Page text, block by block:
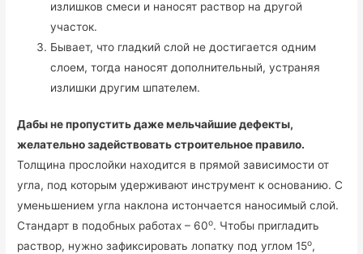
излишков смеси и наносят раствор на другой
участок.
Бывает, что гладкий слой не достигается одним
слоем, тогда наносят дополнительный, устраняя
излишки другим шпателем.
Дабы не пропустить даже мельчайшие дефекты,
желательно задействовать строительное правило.
Толщина прослойки находится в прямой зависимости от
угла, под которым удерживают инструмент к основанию. С
уменьшением угла наклона истончается наносимый слой.
Стандарт в подобных работах – 60о. Чтобы пригладить
раствор, нужно зафиксировать лопатку под углом 15о,